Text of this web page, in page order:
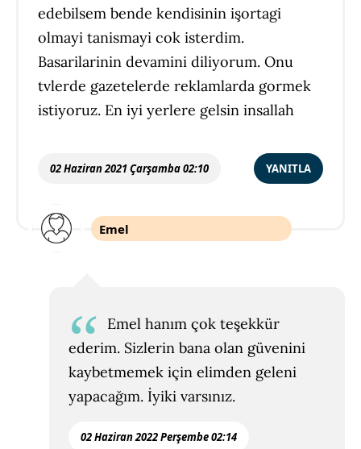
edebilsem bende kendisinin işortagi
olmayi tanismayi cok isterdim.
Basarilarinin devamini diliyorum. Onu
tvlerde gazetelerde reklamlarda gormek
istiyoruz. En iyi yerlere gelsin insallah
YANITLA
02 Haziran 2021 Çarşamba 02:10
Emel
Emel hanım çok teşekkür
ederim. Sizlerin bana olan güvenini
kaybetmemek için elimden geleni
yapacağım. İyiki varsınız.
02 Haziran 2022 Perşembe 02:14